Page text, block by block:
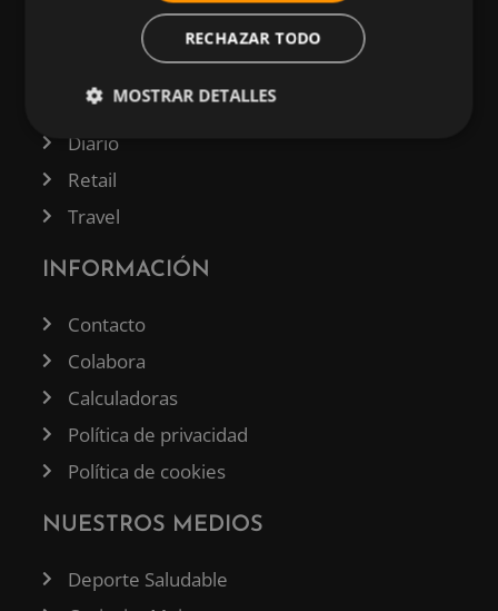
Tecnología
Diario
Retail
Travel
INFORMACIÓN
Contacto
Colabora
Calculadoras
Política de privacidad
Política de cookies
NUESTROS MEDIOS
Deporte Saludable
RECHAZAR TODO
MOSTRAR DETALLES